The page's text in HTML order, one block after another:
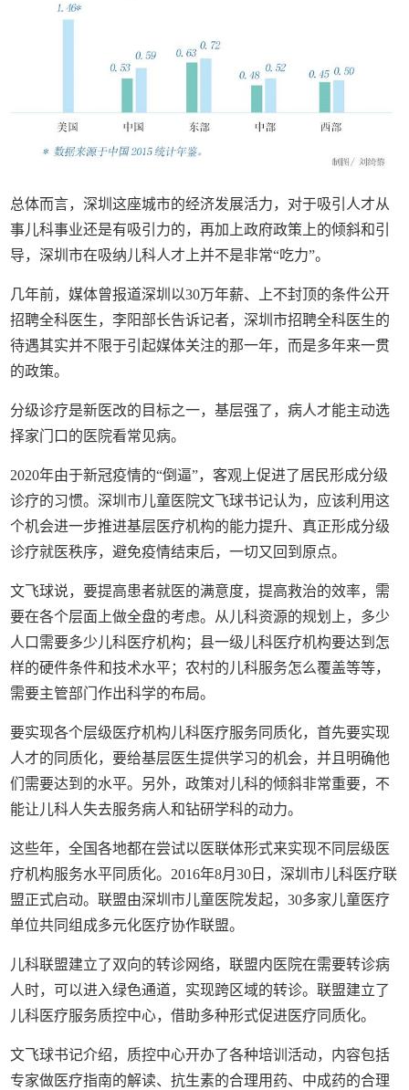
总体而言，深圳这座城市的经济发展活力，对于吸引人才从
事儿科事业还是有吸引力的，再加上政府政策上的倾斜和引
导，深圳市在吸纳儿科人才上并不是非常“吃力”。
几年前，媒体曾报道深圳以30万年薪、上不封顶的条件公开
招聘全科医生，李阳部长告诉记者，深圳市招聘全科医生的
待遇其实并不限于引起媒体关注的那一年，而是多年来一贯
的政策。
分级诊疗是新医改的目标之一，基层强了，病人才能主动选
择家门口的医院看常见病。
2020年由于新冠疫情的“倒逼”，客观上促进了居民形成分级
诊疗的习惯。深圳市儿童医院文飞球书记认为，应该利用这
个机会进一步推进基层医疗机构的能力提升、真正形成分级
诊疗就医秩序，避免疫情结束后，一切又回到原点。
文飞球说，要提高患者就医的满意度，提高救治的效率，需
要在各个层面上做全盘的考虑。从儿科资源的规划上，多少
人口需要多少儿科医疗机构；县一级儿科医疗机构要达到怎
样的硬件条件和技术水平；农村的儿科服务怎么覆盖等等，
需要主管部门作出科学的布局。
要实现各个层级医疗机构儿科医疗服务同质化，首先要实现
人才的同质化，要给基层医生提供学习的机会，并且明确他
们需要达到的水平。另外，政策对儿科的倾斜非常重要，不
能让儿科人失去服务病人和钻研学科的动力。
这些年，全国各地都在尝试以医联体形式来实现不同层级医
疗机构服务水平同质化。2016年8月30日，深圳市儿科医疗联
盟正式启动。联盟由深圳市儿童医院发起，30多家儿童医疗
单位共同组成多元化医疗协作联盟。
儿科联盟建立了双向的转诊网络，联盟内医院在需要转诊病
人时，可以进入绿色通道，实现跨区域的转诊。联盟建立了
儿科医疗服务质控中心，借助多种形式促进医疗同质化。
文飞球书记介绍，质控中心开办了各种培训活动，内容包括
专家做医疗指南的解读、抗生素的合理用药、中成药的合理